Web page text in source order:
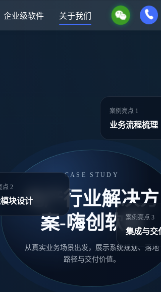
企业级软件 关于我们
CASE STUDY
地产行业解决方
案-嗨创软服
从真实业务场景出发，展示系统规划、落地
路径与交付价值。
案例亮点 1
业务流程梳理
点 2
块设计
案例亮点 3
集成与交